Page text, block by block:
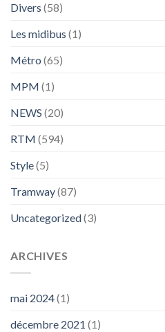
Divers (58)
Les midibus (1)
Métro (65)
MPM (1)
NEWS (20)
RTM (594)
Style(5)
Tramway(87)
Uncategorized(3)
ARCHIVES
mai 2024(1)
décembre 2021 (1)